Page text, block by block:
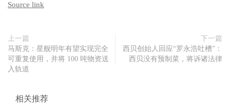
Source link
上一篇
马斯克：星舰明年有望实现完全
可重复使用，并将 100 吨物资送
入轨道
下一篇
西贝创始人回应“罗永浩吐槽”：
西贝没有预制菜，将诉诸法律
相关推荐